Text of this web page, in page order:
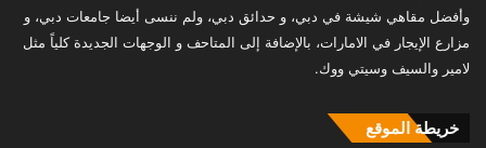
وأفضل مقاهي شيشة في دبي، و حدائق دبي، ولم ننسى أيضا جامعات دبي، و
مزارع الإيجار في الامارات، بالإضافة إلى المتاحف و الوجهات الجديدة كلياً مثل
لامير والسيف وسيتي ووك.
خريطة الموقع